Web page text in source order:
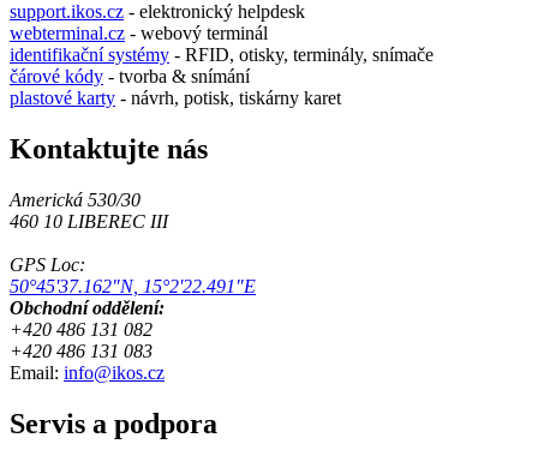
support.ikos.cz - elektronický helpdesk
webterminal.cz - webový terminál
identifikační systémy - RFID, otisky, terminály, snímače
čárové kódy - tvorba & snímání
plastové karty - návrh, potisk, tiskárny karet
Kontaktujte nás
Americká 530/30
460 10 LIBEREC III
GPS Loc:
50°45'37.162"N, 15°2'22.491"E
Obchodní oddělení:
+420 486 131 082
+420 486 131 083
Email: info@ikos.cz
Servis a podpora